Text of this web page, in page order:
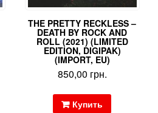
THE PRETTY RECKLESS –
DEATH BY ROCK AND
ROLL (2021) (LIMITED
EDITION, DIGIPAK)
(IMPORT, EU)
850,00 грн.
Купить